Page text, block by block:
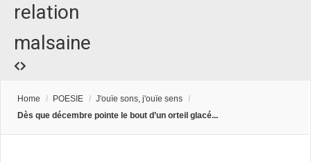
relation
malsaine
Home / POESIE / J'ouïe sons, j'ouïe sens /
Dès que décembre pointe le bout d’un orteil glacé...